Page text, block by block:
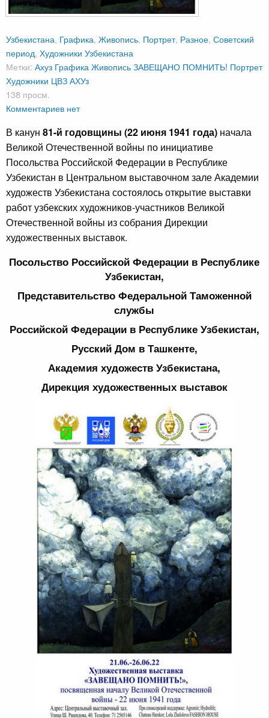
Узбекистана, Графика, Живопись, Портрет, Разное, Советский
период, Художники Узбекистана
Метки: Ахуз Графика ЖивописьЗАВЕЩАНО ПОМНИТЬ! Портрет
Художники ЦВЗ АХУз
138 просм.
Комментариев нет
В канун 81-й годовщины (22 июня 1941 года) начала
Великой Отечественной войны по инициативе
Посольства Российской Федерации в Республике
Узбекистан в Центральном выставочном зале Академии
художеств Узбекистана состоялось открытие выставки
работ узбекских художников-участников Великой
Отечественной войны из собрания Дирекции
художественных выставок.
Посольство Российской Федерации в Республике
Узбекистан,
Представительство Федеральной Таможенной
службы
Российской Федерации в Республике Узбекистан,
Русский Дом в Ташкенте,
Академия художеств Узбекистана,
Дирекция художественных выставок